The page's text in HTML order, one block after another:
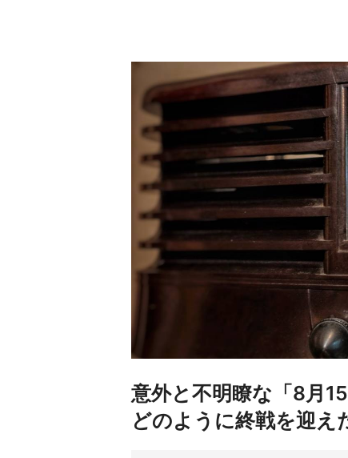
意外と不明瞭な「8月
どのように終戦を迎え